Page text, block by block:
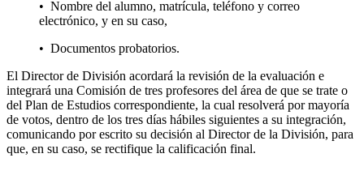
• Nombre del alumno, matrícula, teléfono y correo
electrónico, y en su caso,
• Documentos probatorios.
El Director de División acordará la revisión de la evaluación e
integrará una Comisión de tres profesores del área de que se trate o
del Plan de Estudios correspondiente, la cual resolverá por mayoría
de votos, dentro de los tres días hábiles siguientes a su integración,
comunicando por escrito su decisión al Director de la División, para
que, en su caso, se rectifique la calificación final.